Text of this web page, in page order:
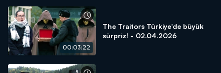
00:03:22
The Traitors Türkiye'de büyük
sürpriz! - 02.04.2026